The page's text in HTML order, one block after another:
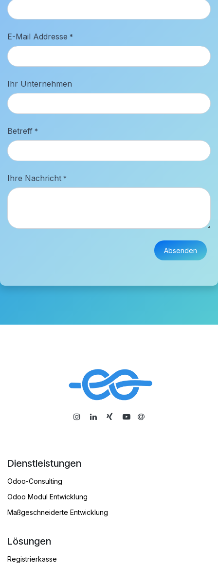
E-Mail Addresse *
Ihr Unternehmen
Betreff *
Ihre Nachricht *
Absenden
Dienstleistungen
Odoo-Consulting
Odoo Modul Entwicklung
Maßgeschneiderte Entwicklung
Lösungen
Registrierkasse